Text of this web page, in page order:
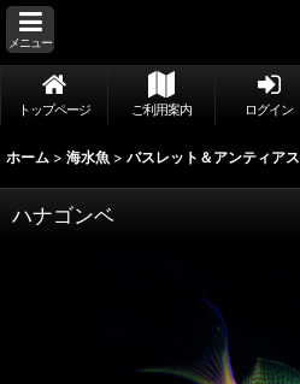
メニュー
トップページ ご利用案内 ログイン
ホーム > 海水魚 > バスレット＆アンティアス
ハナゴンベ